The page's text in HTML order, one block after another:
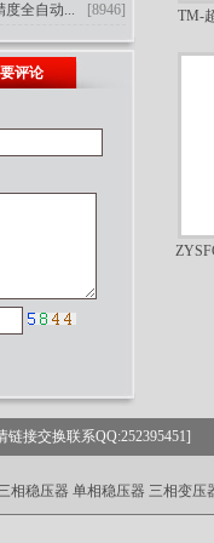
[8946]
度全自动...
评论
TM-
链接交换联系QQ:252395451]
相稳压器 单相稳压器 三相变压